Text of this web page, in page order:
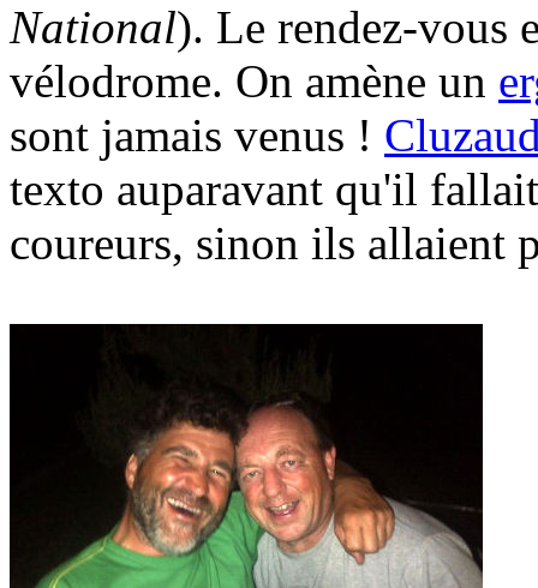
National). Le rendez-vous
vélodrome. On amène un
sont jamais venus !
texto auparavant qu'il
coureurs, sinon ils allaient